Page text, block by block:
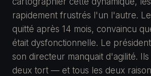
rapidement frustrés l'un l'autre.
quitté après 14 mois, convaincu
était dysfonctionnelle. Le
son directeur manquait d'agilité.
deux tort — et tous les deux